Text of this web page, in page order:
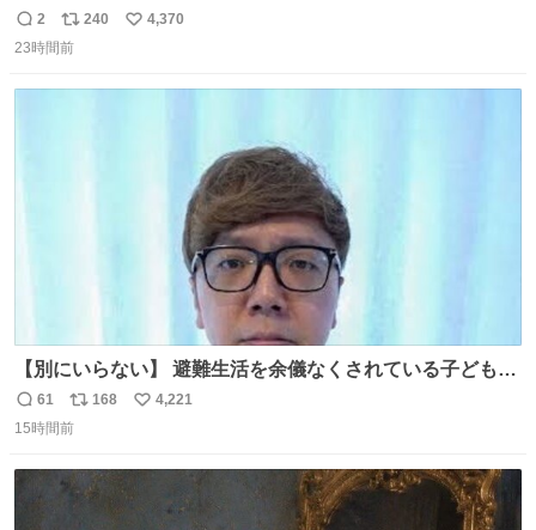
られてきたけど明らかに猫が邪魔くさそうな顔してて草
返
信
2
リ
ポ
240
い
4,370
23時間前
【別にいらない】 避難生活を余儀なくされている子どもた
ちのためにヒカキンボックス1000個を寄付させていただき
ました
返
信
61
リ
ポ
ト
168
い
4,221
15時間前